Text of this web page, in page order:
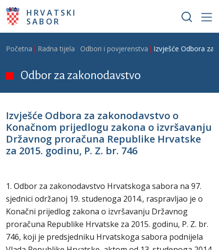
Skoči na glavni sadržaj
HRVATSKI
SABOR
Breadcrumb
Početna Radna tijela Odbori i povjerenstva Izvješće Odbora za
Odbor za zakonodavstvo
Izvješće Odbora za zakonodavstvo o
Konačnom prijedlogu zakona o izvršavanju
Državnog proračuna Republike Hrvatske
za 2015. godinu, P. Z. br. 746
1. Odbor za zakonodavstvo Hrvatskoga sabora na 97.
sjednici održanoj 19. studenoga 2014., raspravljao je o
Konačni prijedlog zakona o izvršavanju Državnog
proračuna Republike Hrvatske za 2015. godinu, P. Z. br.
746, koji je predsjedniku Hrvatskoga sabora podnijela